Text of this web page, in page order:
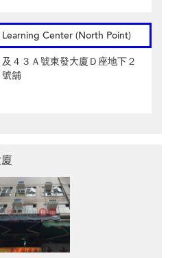
Center (North Point)
４３Ａ號東發大廈Ｄ座地下２
號舖